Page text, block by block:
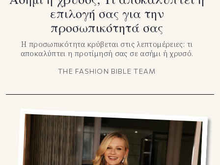
επιλογή σας για την
προσωπικότητά σας
Η προσωπικότητα κρύβεται στις λεπτομέρειες: τι
αποκαλύπτει η προτίμησή σας σε ασήμι ή χρυσό.
THE FASHION BIBLE TEAM